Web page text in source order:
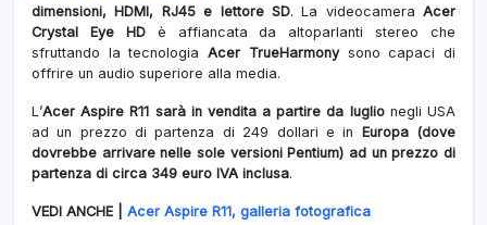
dimensioni, HDMI, RJ45 e lettore SD. La videocamera Acer
Crystal Eye HDè affiancata da altoparlanti stereo che
sfruttando la tecnologiaAcer TrueHarmonysono capaci di
offrire un audio superiore alla media.
L’Acer Aspire R11 sarà in vendita a partire da luglionegli USA
ad un prezzo di partenza di 249 dollari e in Europa (dove
dovrebbe arrivare nelle sole versioni Pentium) ad un prezzo di
partenza di circa 349 euro IVA inclusa.
VEDI ANCHE | Acer Aspire R11, galleria fotografica